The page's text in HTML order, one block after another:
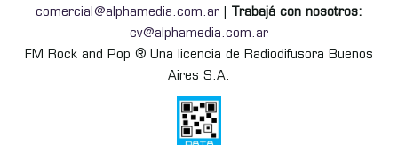
comercial@alphamedia.com.ar
Trabajá con nosotros:
cv@alphamedia.com.ar
FM Rock and Pop ® Una licencia de Radiodifusora Buenos
Aires S.A.